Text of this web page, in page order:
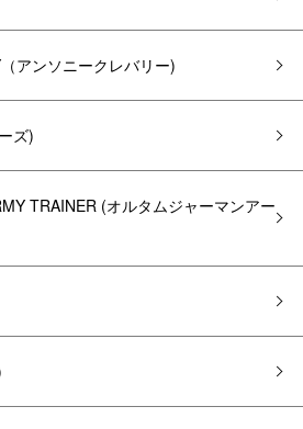
アンソニークレバリー)
ズ)
TRAINER (オルタムジャーマンアー